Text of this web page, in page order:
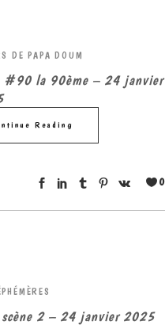
DE PAPA DOUM
#90 la 90ème – 24 janvier
Reading
0
scène 2 – 24 janvier 2025